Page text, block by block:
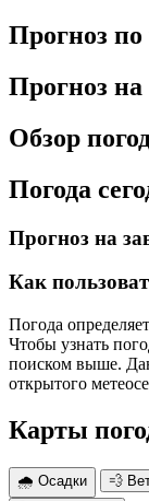
Прогноз по
Прогноз на
Обзор
Погода
Прогноз на
Как
Погода
Чтобы узнать
поиском выше.
открытого
Карты
🌧 Осадки 💨